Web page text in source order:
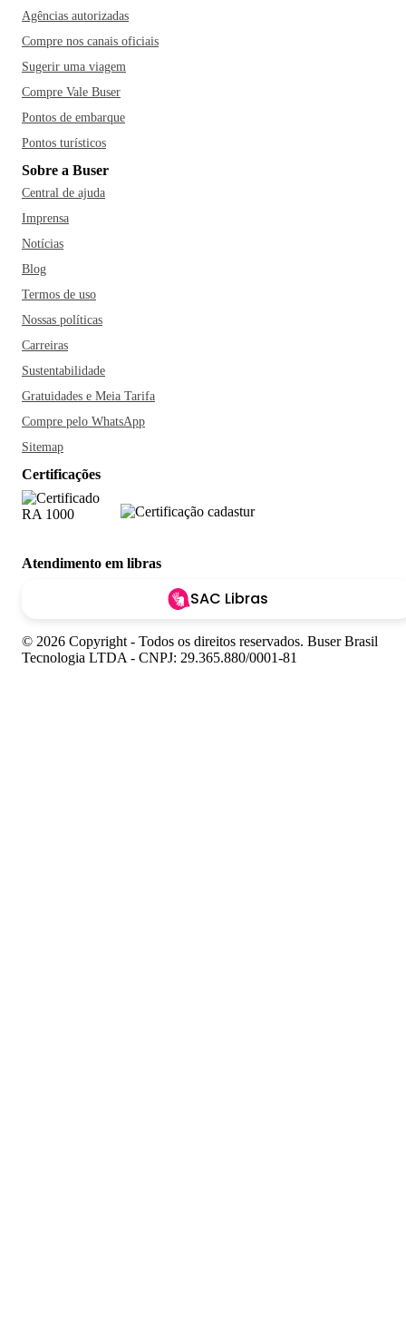
Agências autorizadas
Compre nos canais oficiais
Sugerir uma viagem
Compre Vale Buser
Pontos de embarque
Pontos turísticos
Sobre a Buser
Central de ajuda
Imprensa
Notícias
Blog
Termos de uso
Nossas políticas
Carreiras
Sustentabilidade
Gratuidades e Meia Tarifa
Compre pelo WhatsApp
Sitemap
Certificações
Atendimento em libras
SAC Libras
© 2026 Copyright - Todos os direitos reservados. Buser Brasil
Tecnologia LTDA - CNPJ: 29.365.880/0001-81